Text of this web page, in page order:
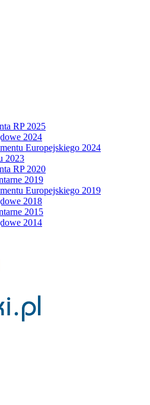
RP 2025
2024
Europejskiego 2024
2023
RP 2020
2019
Europejskiego 2019
2018
2015
2014